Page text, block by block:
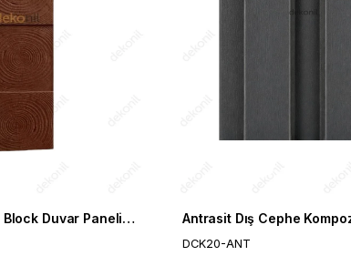
Poliüretan Wood Block Duvar Paneli 30*115 cm
DCK20-ANT